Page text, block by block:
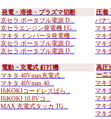
発電・溶接・プラズマ切断
京セラ ポータブル電源 D...
京セラエンジン発電機 EG...
マキタ インバータ発電機 ...
京セラ ポータブル電源 D...
京セラ ポータブル電源 D...
圧着
パナ
マキ
マキ
マキ
マキ
電動・充電式 釘打機
マキタ 40Vmax充電式...
マキタ 40Vmax 40...
HiKOKIコードレスばら...
HiKOKI 10.8Vコ...
MAX 充電式タッカ TG...
高圧
ーニ
マキ
マキ
マキ
マキ
マキ